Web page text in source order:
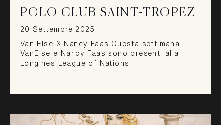
POLO CLUB SAINT-TROPEZ
20 Settembre 2025
Van Else X Nancy Faas Questa settimana
VanElse e Nancy Faas sono presenti alla
Longines League of Nations…